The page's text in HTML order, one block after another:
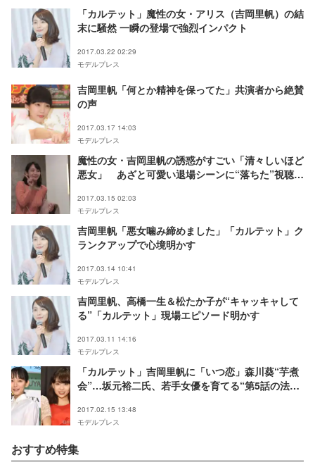
「カルテット」魔性の女・アリス（吉岡里帆）の結
末に騒然 一瞬の登場で強烈インパクト
2017.03.22 02:29
モデルプレス
吉岡里帆「何とか精神を保ってた」共演者から絶賛
の声
2017.03.17 14:03
モデルプレス
魔性の女・吉岡里帆の誘惑がすごい「清々しいほど
悪女」 あざと可愛い退場シーンに“落ちた”視聴者
2017.03.15 02:03
モデルプレス
吉岡里帆「悪女噛み締めました」「カルテット」ク
ランクアップで心境明かす
2017.03.14 10:41
モデルプレス
吉岡里帆、高橋一生＆松たか子が“キャッキャして
る”「カルテット」現場エピソード明かす
2017.03.11 14:16
モデルプレス
「カルテット」吉岡里帆に「いつ恋」森川葵“芋煮
会”…坂元裕二氏、若手女優を育てる“第5話の法
2017.02.15 13:48
モデルプレス
おすすめ特集